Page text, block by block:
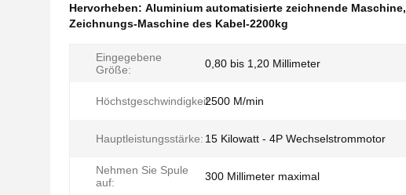
Hervorheben: Aluminium automatisierte zeichnende Maschine,
Zeichnungs-Maschine des Kabel-2200kg
Eingegebene
Größe:
0,80 bis 1,20 Millimeter
Höchstgeschwindigkeit:2500 M/min
Hauptleistungsstärke: 15 Kilowatt - 4P Wechselstrommotor
Nehmen Sie Spule
auf:
300 Millimeter maximal